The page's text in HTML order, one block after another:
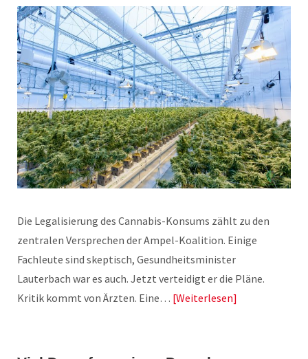
Die Legalisierung des Cannabis-Konsums zählt zu den
zentralen Versprechen der Ampel-Koalition. Einige
Fachleute sind skeptisch, Gesundheitsminister
Lauterbach war es auch. Jetzt verteidigt er die Pläne.
Kritik kommt von Ärzten. Eine… Weiterlesen